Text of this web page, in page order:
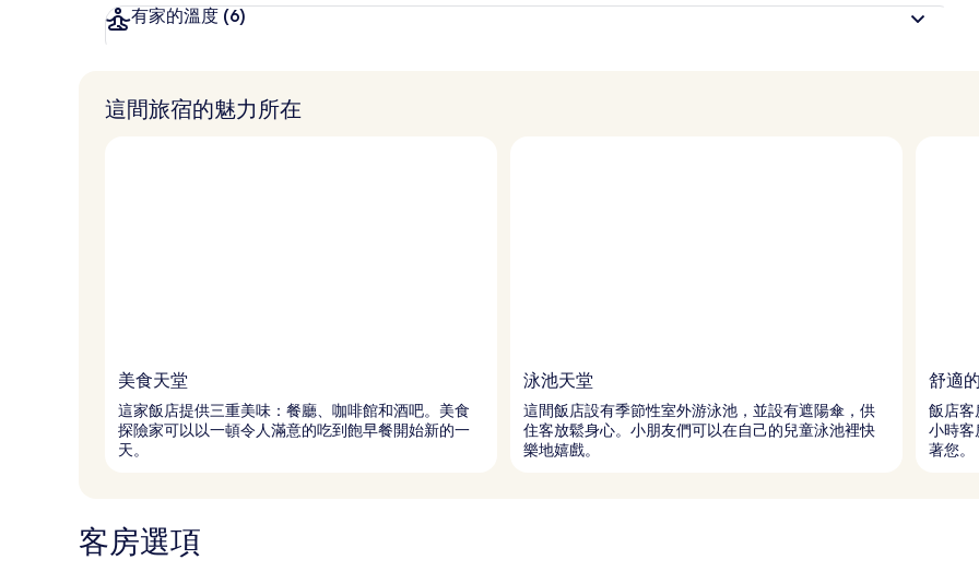
有家的溫度 (6)
這間旅宿的魅力所在
美食天堂
這家飯店提供三重美味：餐廳、咖啡館和酒吧。美食
探險家可以以一頓令人滿意的吃到飽早餐開始新的一
天。
泳池天堂
這間飯店設有季節性室外游泳池，並設有遮陽傘，供
住客放鬆身心。小朋友們可以在自己的兒童泳池裡快
樂地嬉戲。
舒適
飯店客
小時客
著您。
客房選項